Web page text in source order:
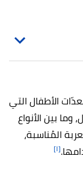
الأطفال التي
بين الأنواع
المُناسبة،
[١]